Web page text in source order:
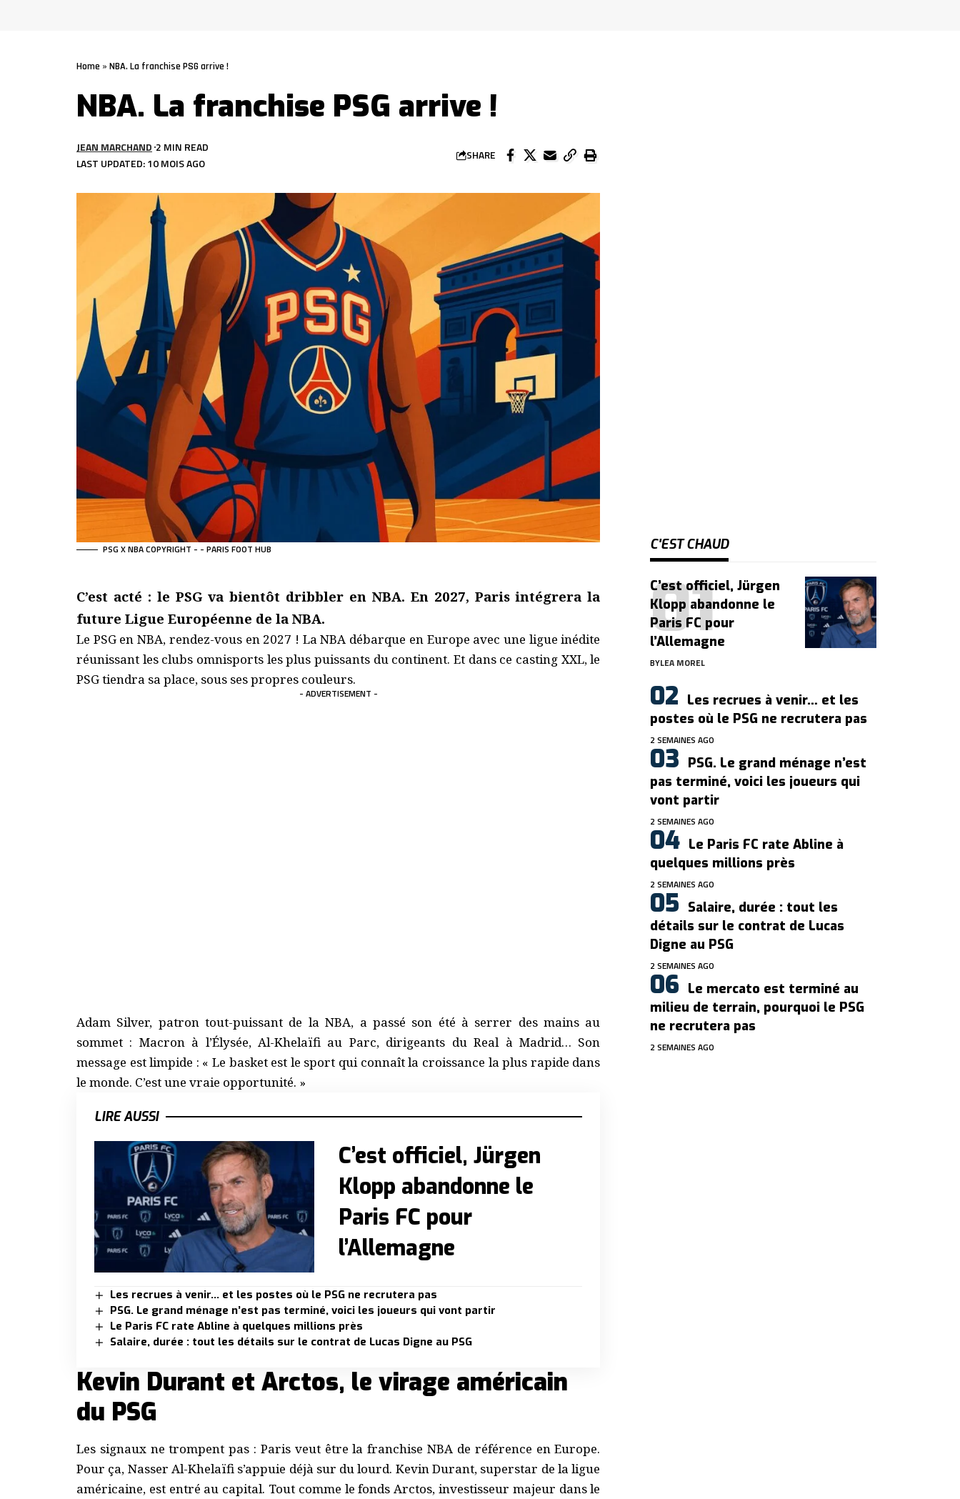
Home » NBA. La franchise PSG arrive !
NBA. La franchise PSG arrive !
LAST UPDATED: 10 MOIS AGO
JEAN MARCHAND 2 MIN READ
SHARE
PSG X NBA COPYRIGHT - - PARIS FOOT HUB
C’est acté : le PSG va bientôt dribbler en NBA. En 2027, Paris intégrera la
future Ligue Européenne de la NBA.
Le PSG en NBA, rendez-vous en 2027 ! La NBA débarque en Europe avec une ligue inédite
réunissant les clubs omnisports les plus puissants du continent. Et dans ce casting XXL, le
PSG tiendra sa place, sous ses propres couleurs.
- ADVERTISEMENT -
Adam Silver, patron tout-puissant de la NBA, a passé son été à serrer des mains au
sommet : Macron à l’Élysée, Al-Khelaïfi au Parc, dirigeants du Real à Madrid… Son
message est limpide : « Le basket est le sport qui connaît la croissance la plus rapide dans
le monde. C’est une vraie opportunité. »
LIRE AUSSI
C’est officiel, Jürgen
Klopp abandonne le
Paris FC pour
l’Allemagne
Les recrues à venir… et les postes où le PSG ne recrutera pas
PSG. Le grand ménage n’est pas terminé, voici les joueurs qui vont partir
Le Paris FC rate Abline à quelques millions près
Salaire, durée : tout les détails sur le contrat de Lucas Digne au PSG
Kevin Durant et Arctos, le virage américain
du PSG
Les signaux ne trompent pas : Paris veut être la franchise NBA de référence en Europe.
Pour ça, Nasser Al-Khelaïfi s’appuie déjà sur du lourd. Kevin Durant, superstar de la ligue
américaine, est entré au capital. Tout comme le fonds Arctos, investisseur majeur dans le
C'EST CHAUD
C’est officiel, Jürgen
Klopp abandonne le
Paris FC pour
l’Allemagne
BYLEA MOREL
Les recrues à venir… et les
postes où le PSG ne recrutera pas
2 SEMAINES AGO
PSG. Le grand ménage n’est
pas terminé, voici les joueurs qui
vont partir
2 SEMAINES AGO
Le Paris FC rate Abline à
quelques millions près
2 SEMAINES AGO
Salaire, durée : tout les
détails sur le contrat de Lucas
Digne au PSG
2 SEMAINES AGO
Le mercato est terminé au
milieu de terrain, pourquoi le PSG
ne recrutera pas
2 SEMAINES AGO